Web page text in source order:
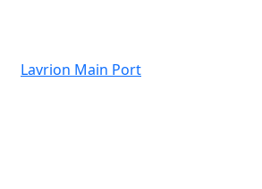
Lavrion Main Port